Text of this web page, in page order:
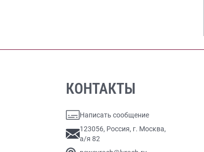
КОНТАКТЫ
Написать сообщение
123056, Россия, г. Москва,
а/я 82